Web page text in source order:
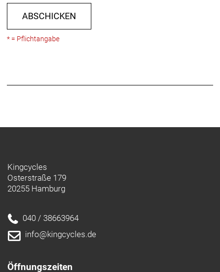
ABSCHICKEN
* = Pflichtangabe
Kingcycles
Osterstraße 179
20255 Hamburg
040 / 38663964
info@kingcycles.de
Öffnungszeiten